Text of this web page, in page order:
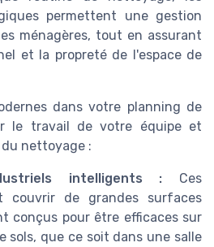
permettent une gestion
ménagères, tout en assurant
et la propreté de l'espace de
dans votre planning de
le travail de votre équipe et
nettoyage :
intelligents : Ces
couvrir de grandes surfaces
conçus pour être efficaces sur
sols, que ce soit dans une salle